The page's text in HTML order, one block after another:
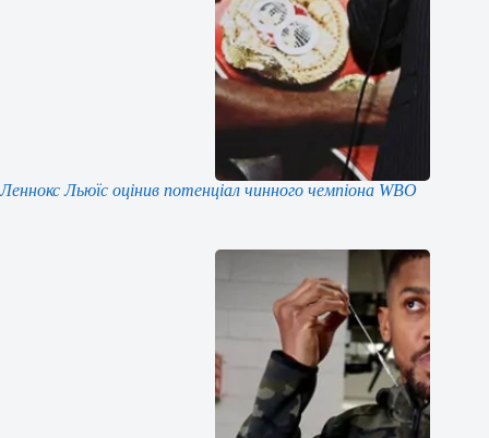
Леннокс Льюїс оцінив потенціал чинного чемпіона WBO